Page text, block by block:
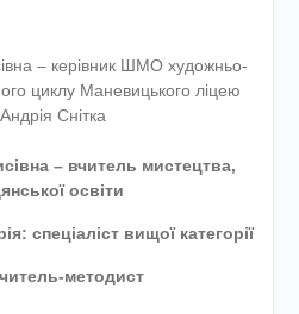
гри
– вчитель мистецтва,
освіти
спеціаліст вищої категорії
методист